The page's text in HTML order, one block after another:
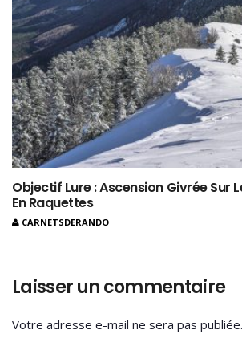
Objectif Lure : Ascension Givrée Sur
En Raquettes
CARNETSDERANDO
Laisser un commentaire
Votre adresse e-mail ne sera pas publiée.